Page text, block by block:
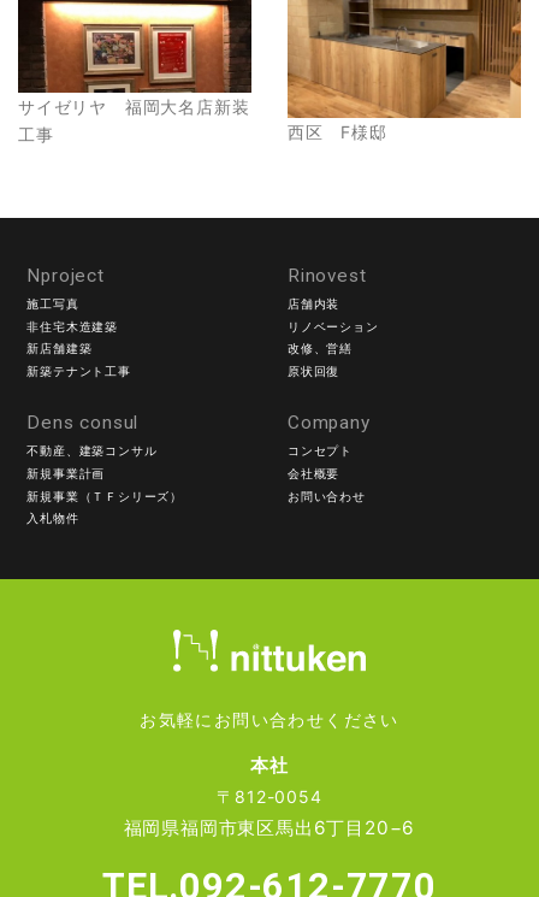
サイゼリヤ 福岡大名店新装
工事
西区 F様邸
Nproject
施工写真
非住宅木造建築
新店舗建築
新築テナント工事
Rinovest
店舗内装
リノベーション
改修、営繕
原状回復
Dens consul
不動産、建築コンサル
新規事業計画
新規事業（ＴＦシリーズ）
入札物件
Company
コンセプト
会社概要
お問い合わせ
お気軽にお問い合わせください
本社
〒812-0054
福岡県福岡市東区馬出6丁目20−6
TEL.092-612-7770